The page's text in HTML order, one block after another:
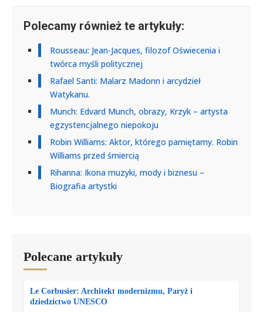
Polecamy również te artykuły:
Rousseau: Jean-Jacques, filozof Oświecenia i
twórca myśli politycznej
Rafael Santi: Malarz Madonn i arcydzieł
Watykanu.
Munch: Edvard Munch, obrazy, Krzyk – artysta
egzystencjalnego niepokoju
Robin Williams: Aktor, którego pamiętamy. Robin
Williams przed śmiercią
Rihanna: Ikona muzyki, mody i biznesu –
Biografia artystki
Polecane artykuły
Le Corbusier: Architekt modernizmu, Paryż i
dziedzictwo UNESCO